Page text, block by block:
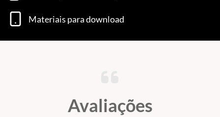
Materiais para download
Avaliações